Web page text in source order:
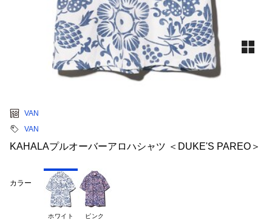
VAN
VAN
KAHALAプルオーバーアロハシャツ ＜DUKE'S PAREO＞
カラー
ホワイト ピンク